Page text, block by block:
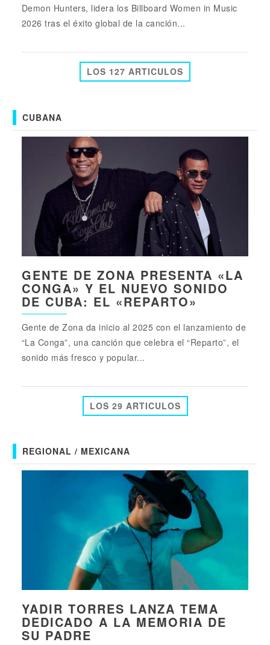
Demon Hunters, lidera los Billboard Women in Music
2026 tras el éxito global de la canción...
LOS 127 ARTICULOS
CUBANA
GENTE DE ZONA PRESENTA «LA
CONGA» Y EL NUEVO SONIDO
DE CUBA: EL «REPARTO»
Gente de Zona da inicio al 2025 con el lanzamiento de
“La Conga”, una canción que celebra el “Reparto”, el
sonido más fresco y popular...
LOS 29 ARTICULOS
REGIONAL / MEXICANA
YADIR TORRES LANZA TEMA
DEDICADO A LA MEMORIA DE
SU PADRE